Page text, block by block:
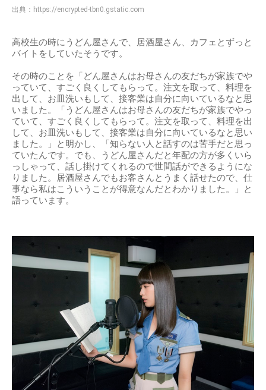
出典： https://encrypted-tbn0.gstatic.com
高校生の時にうどん屋さんで、居酒屋さん、カフェとずっと
バイトをしていたそうです。
その時のことを「どん屋さんはお母さんの友だちが家族でや
っていて、すごく良くしてもらって。注文を取って、料理を
出して、お皿洗いもして、接客業は自分に向いているなと思
いました。「うどん屋さんはお母さんの友だちが家族でやっ
ていて、すごく良くしてもらって。注文を取って、料理を出
して、お皿洗いもして、接客業は自分に向いているなと思い
ました。」と明かし、「知らない人と話すのは苦手だと思っ
ていたんです。でも、うどん屋さんだと年配の方が多くいら
っしゃって、話し掛けてくれるので世間話ができるようにな
りました。居酒屋さんでもお客さんとうまく話せたので、仕
事なら私はこういうことが得意なんだとわかりました。」と
語っています。